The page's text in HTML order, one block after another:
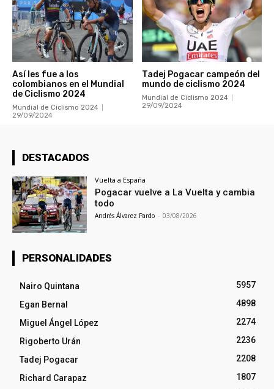
Así les fue a los
colombianos en el Mundial
de Ciclismo 2024
Mundial de Ciclismo 2024
29/09/2024
Tadej Pogacar campeón del
mundo de ciclismo 2024
Mundial de Ciclismo 2024
29/09/2024
DESTACADOS
Vuelta a España
Pogacar vuelve a La Vuelta y cambia
todo
Andrés Álvarez Pardo - 03/08/2026
PERSONALIDADES
Nairo Quintana
5957
Egan Bernal
4898
Miguel Ángel López
2274
Rigoberto Urán
2236
Tadej Pogacar
2208
Richard Carapaz
1807